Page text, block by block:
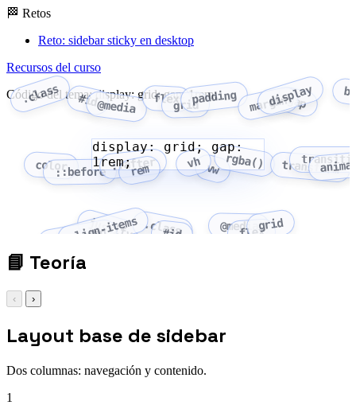
🏁 Retos
Reto: sidebar sticky en desktop
Recursos del curso
Código del tema: display: grid; gap: 1rem;
.class #id@media flexgridpadding margindisplay
gap
color::before ::after
rem vh vw rgba() transform
flex-wrap
align-items
justify-content
.class
#id
@mediaflexgrid
display: grid; gap:
1rem;
📘 Teoría
‹ ›
Layout base de sidebar
Dos columnas: navegación y contenido.
1